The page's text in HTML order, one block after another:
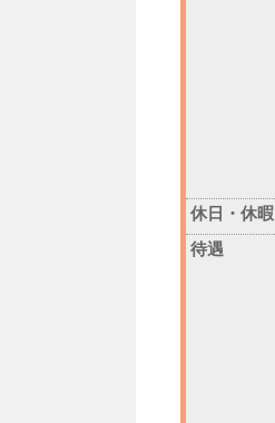
休日・休暇
待遇